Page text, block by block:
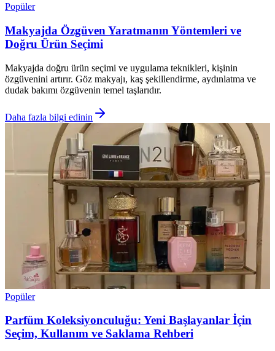
Popüler
Makyajda Özgüven Yaratmanın Yöntemleri ve
Doğru Ürün Seçimi
Makyajda doğru ürün seçimi ve uygulama teknikleri, kişinin
özgüvenini artırır. Göz makyajı, kaş şekillendirme, aydınlatma ve
dudak bakımı özgüvenin temel taşlarıdır.
Daha fazla bilgi edinin
Popüler
Parfüm Koleksiyonculuğu: Yeni Başlayanlar İçin
Seçim, Kullanım ve Saklama Rehberi